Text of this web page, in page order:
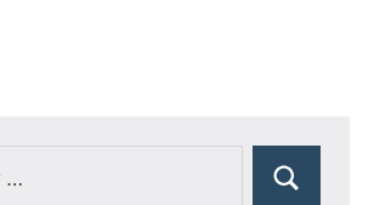
Pesquisar